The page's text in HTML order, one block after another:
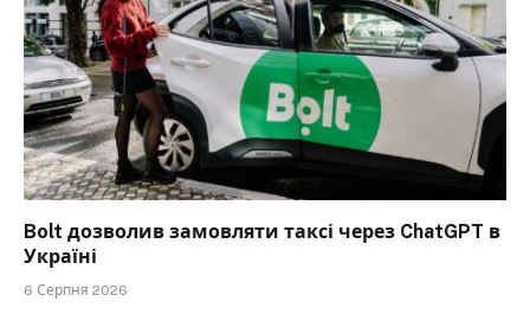
Bolt дозволив замовляти таксі через ChatGPT в
Україні
6 Серпня 2026